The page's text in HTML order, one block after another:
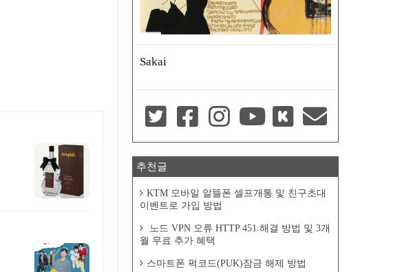
Sakai
추천글
KTM 모바일 알뜰폰 셀프개통 및 친구초대
이벤트로 가입 방법
노드 VPN 오류 HTTP 451 해결 방법 및 3개
월 무료 추가 혜택
스마트폰 퍽코드(PUK)잠금 해제 방법